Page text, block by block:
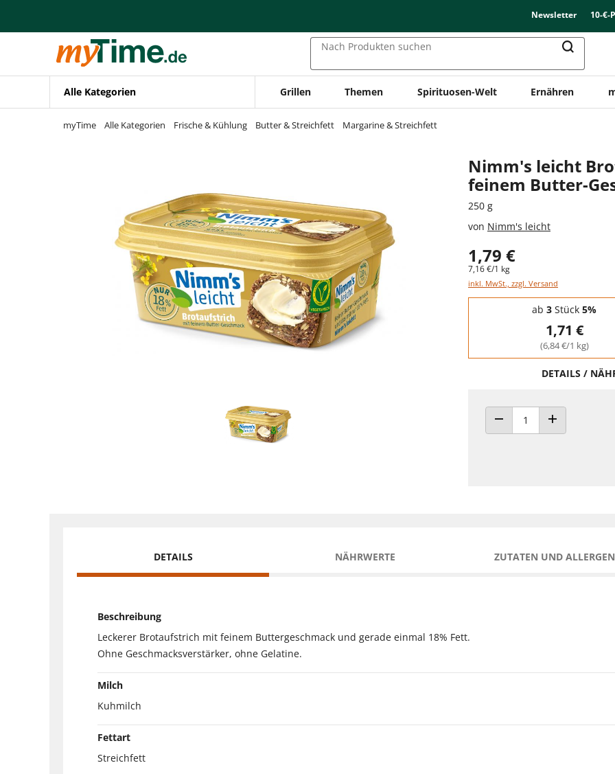
Zur Navigation springen
Zur Suche springen
Newsletter 10-€-
Nach Produkten suchen
Alle Kategorien Grillen Themen Spirituosen-Welt Ernähren
myTime Alle Kategorien Frische & Kühlung Butter & Streichfett Margarine & Streichfett
Nimm's leicht
feinem Butter-
250 g
von Nimm's leicht
1,79 €
7,16 €/1 kg
inkl. MwSt., zzgl. Versand
Staffelpreise - Mengenrabatt
ab 3 Stück 5%
1,71 €
(6,84 €/1 kg)
DETAILS /
ANZAHL VERRINGERN
ANZAHL
DETAILS NÄHRWERTE ZUTATEN UND
Beschreibung
Leckerer Brotaufstrich mit feinem Buttergeschmack und gerade einmal 18% Fett.
Ohne Geschmacksverstärker, ohne Gelatine.
Milch
Kuhmilch
Fettart
Streichfett